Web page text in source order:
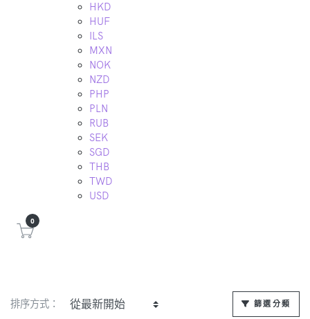
HKD
HUF
ILS
MXN
NOK
NZD
PHP
PLN
RUB
SEK
SGD
THB
TWD
USD
0
排序方式： 篩選分類